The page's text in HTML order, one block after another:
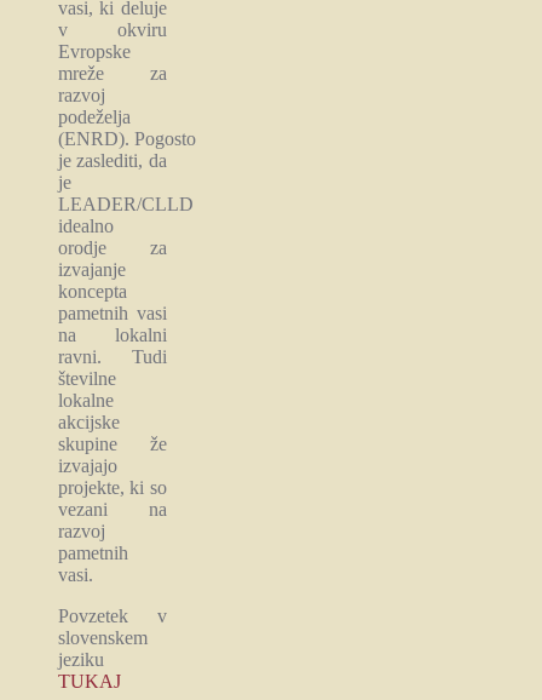
vasi, ki deluje
v okviru
Evropske
mreže za
razvoj
podeželja
(ENRD). Pogosto
je zaslediti, da
je
LEADER/CLLD
idealno
orodje za
izvajanje
koncepta
pametnih vasi
na lokalni
ravni. Tudi
številne
lokalne
akcijske
skupine že
izvajajo
projekte, ki so
vezani na
razvoj
pametnih
vasi.
Povzetek v
slovenskem
jeziku
TUKAJ